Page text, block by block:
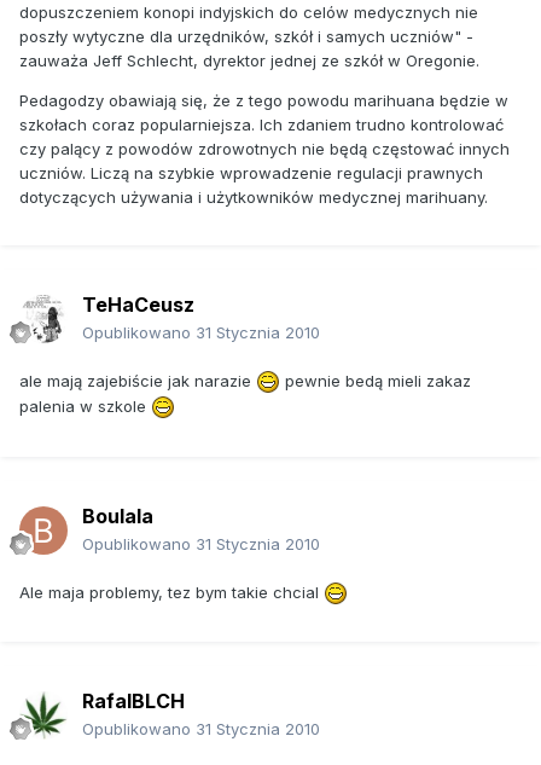
dopuszczeniem konopi indyjskich do celów medycznych nie
poszły wytyczne dla urzędników, szkół i samych uczniów" -
zauważa Jeff Schlecht, dyrektor jednej ze szkół w Oregonie.
Pedagodzy obawiają się, że z tego powodu marihuana będzie w
szkołach coraz popularniejsza. Ich zdaniem trudno kontrolować
czy palący z powodów zdrowotnych nie będą częstować innych
uczniów. Liczą na szybkie wprowadzenie regulacji prawnych
dotyczących używania i użytkowników medycznej marihuany.
TeHaCeusz
Opublikowano 31 Stycznia 2010
ale mają zajebiście jak narazie
pewnie bedą mieli zakaz
palenia w szkole
Boulala
Opublikowano 31 Stycznia 2010
Ale maja problemy, tez bym takie chcial
RafalBLCH
Opublikowano 31 Stycznia 2010